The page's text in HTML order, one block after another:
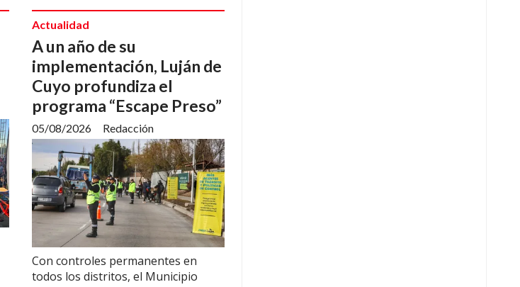
A un año de su
implementación, Luján de
Cuyo profundiza el
programa “Escape Preso”
Redacción
Actualidad
05/08/2026
Con controles permanentes en
todos los distritos, el Municipio